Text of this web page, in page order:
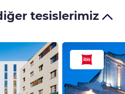
tesislerimiz